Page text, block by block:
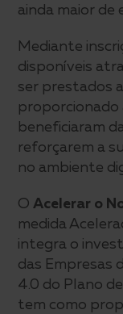
ainda maior de
Mediante
disponíveis
ser prestados
proporcionado
beneficiaram
reforçarem a
no ambiente
OAcelerar o
medida
integra o
das Empresas
4.0 do Plano
tem como